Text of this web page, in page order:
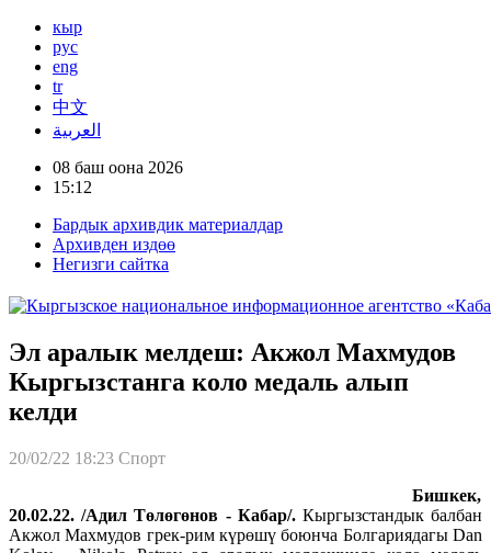
кыр
рус
eng
tr
中文
العربية
08 баш оона 2026
15:12
Бардык архивдик материалдар
Архивден издөө
Негизги сайтка
Эл аралык мелдеш: Акжол Махмудов
Кыргызстанга коло медаль алып
келди
20/02/22 18:23 Спорт
Бишкек,
20.02.22. /Адил Төлөгөнов - Кабар/. Кыргызстандык балбан
Акжол Махмудов грек-рим күрөшү боюнча Болгариядагы Dan